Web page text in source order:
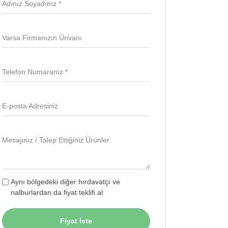
Adınız Soyadınız *
Varsa Firmanızın Ünvanı
Telefon Numaranız *
E-posta Adresiniz
Mesajınız / Talep Ettiğiniz Ürünler
Aynı bölgedeki diğer hırdavatçı ve
nalburlardan da fiyat teklifi al
Fiyat İste